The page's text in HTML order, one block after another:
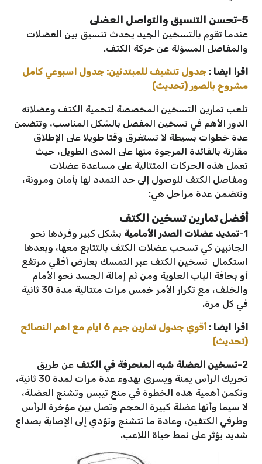
5-تحسن التنسيق والتواصل العضلى
عندما تقوم بالتسخين الجيد يحدث تنسيق بين العضلات
والمفاصل المسؤلة عن حركة الكتف.
اقرا ايضا : جدول تنشيف للمبتدئين: جدول اسبوعي كامل
مشروح بالصور (تحديث)
تلعب تمارين التسخين المخصصة لتحمية الكتف وعضلاته
الدور الأهم في تسخين المفصل بالشكل المناسب، وتتضمن
عدة خطوات بسيطة لا تستغرق وقتا طويلا على الإطلاق
مقارنة بالفائدة المرجوة منها على المدى الطويل، حيث
تعمل هذه الحركات المتتالية على مساعدة عضلات
ومفاصل الكتف للوصول إلى حد التمدد لها بأمان ومرونة،
وتتضمن عدة مراحل هي:
أفضل تمارين تسخين الكتف
1- تمديد عضلات الصدر الأمامية بشكل كبير وفردها نحو
الجانبين كي تسحب عضلات الكتف بالتتابع معها، وبعدها
استكمال تسخين الكتف عبر التمسك بعارض أفقي مرتفع
أو بحافة الباب العلوية ومن ثم إمالة الجسد نحو الأمام
والخلف، مع تكرار الأمر خمس مرات متتالية مدة 30 ثانية
في كل مرة.
اقرا ايضا :
أقوي جدول تمارين جيم 6 ايام مع اهم النصائح
(تحديث)
2- تسخين العضلة شبه المنحرفة في الكتف عن طريق
تحريك الرأس يمنة ويسرى بهدوء عدة مرات لمدة 30 ثانية،
وتكمن أهمية هذه الخطوة في منع تيبس وتشنج العضلة،
لا سيما وأنها عضلة كبيرة الحجم وتصل بين مؤخرة الرأس
وطرفي الكتفين، وعادة ما تتشنج وتؤدي إلى الإصابة بصداع
شديد يؤثر على نمط حياة اللاعب.